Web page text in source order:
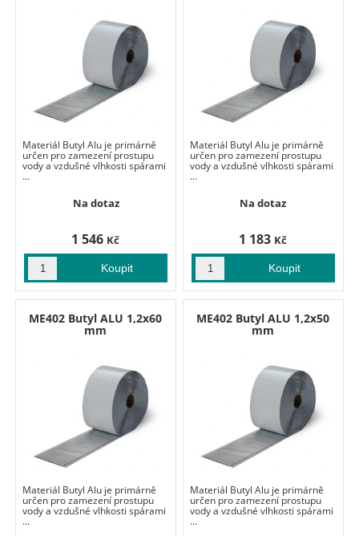
Materiál Butyl Alu je primárně
určen pro zamezení prostupu
vody a vzdušné vlhkosti spárami
...
Na dotaz
1 546 Kč
Materiál Butyl Alu je primárně
určen pro zamezení prostupu
vody a vzdušné vlhkosti spárami
...
Na dotaz
1 183 Kč
ME402 Butyl ALU 1,2x60
mm
Materiál Butyl Alu je primárně
určen pro zamezení prostupu
vody a vzdušné vlhkosti spárami
...
ME402 Butyl ALU 1,2x50
mm
Materiál Butyl Alu je primárně
určen pro zamezení prostupu
vody a vzdušné vlhkosti spárami
...